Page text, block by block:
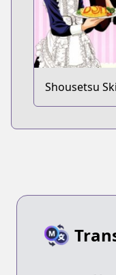
Shousetsu
Beat!: